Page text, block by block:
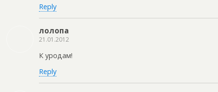
Reply
лолопа
21.01.2012
К уродам!
Reply